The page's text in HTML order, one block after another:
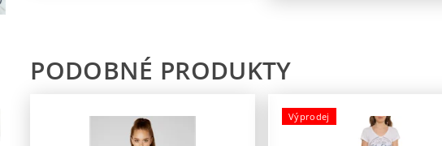
PODOBNÉ PRODUKTY
Výprodej